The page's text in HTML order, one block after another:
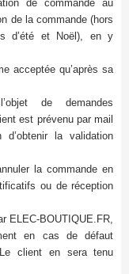
de commande au
de la commande (hors
d’été et Noël), en y
acceptée qu’après sa
de demandes
est prévenu par mail
la validation
la commande en
ou de réception
ELEC-BOUTIQUE.FR,
en cas de défaut
client en sera tenu